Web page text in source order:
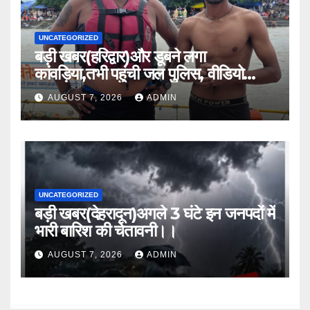
UNCATEGORIZED
बड़ी खबर(हरिद्वार)और डूबने लगा
कांवड़िया,तभी पहुंची जल पुलिस, वीडियो
वायरल।।
AUGUST 7, 2026 ADMIN
UNCATEGORIZED
बड़ी खबर(देहरादून)अगले 3 घंटे इन जनपदों में
भारी बारिश की चेतावनी।।
AUGUST 7, 2026 ADMIN